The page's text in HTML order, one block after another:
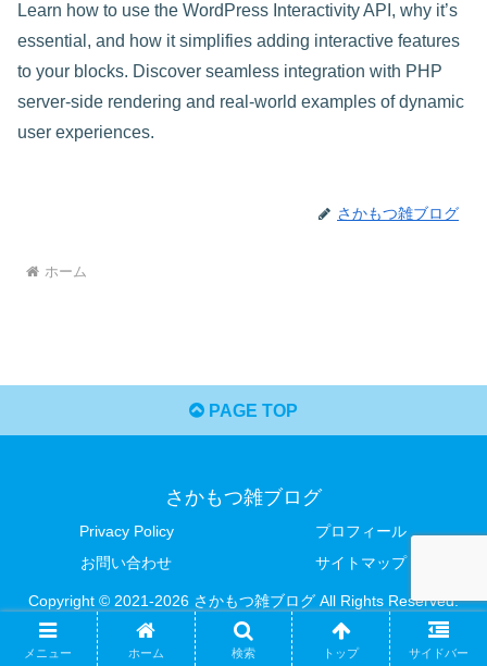
Learn how to use the WordPress Interactivity API, why it’s
essential, and how it simplifies adding interactive features
to your blocks. Discover seamless integration with PHP
server-side rendering and real-world examples of dynamic
user experiences.
さかもつ雑ブログ
ホーム
PAGE TOP
さかもつ雑ブログ
Privacy Policy
プロフィール
お問い合わせ
サイトマップ
Copyright © 2021-2026 さかもつ雑ブログ All Rights Reserved.
メニュー ホーム 検索 トップ サイドバー